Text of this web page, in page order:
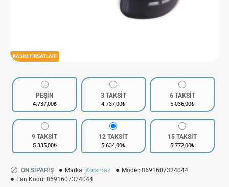
KASIM FIRSATLARI
PEŞİN
4.737,00₺
3 TAKSİT
4.737,00₺
6 TAKSİT
5.036,00₺
9 TAKSİT
5.335,00₺
12 TAKSİT
5.634,00₺
15 TAKSİT
5.772,00₺
ÖN SIPARIŞ Marka: Korkmaz Model: 8691607324044
Ean Kodu: 8691607324044